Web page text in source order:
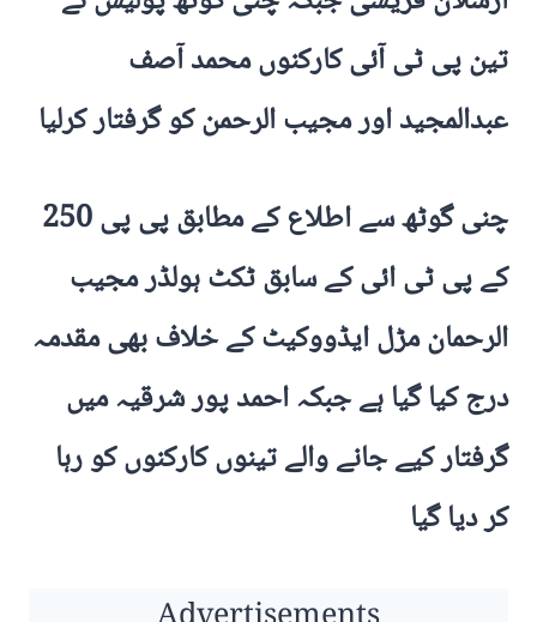
تین پی ٹی آئی کارکنوں محمد آصف
عبدالمجید اور مجیب الرحمن کو گرفتار کرلیا
چنی گوٹھ سے اطلاع کے مطابق پی پی 250
کے پی ٹی ائی کے سابق ٹکٹ ہولڈر مجیب
الرحمان مڑل ایڈووکیٹ کے خلاف بھی مقدمہ
درج کیا گیا ہے جبکہ احمد پور شرقیہ میں
گرفتار کیے جانے والے تینوں کارکنوں کو رہا
کر دیا گیا